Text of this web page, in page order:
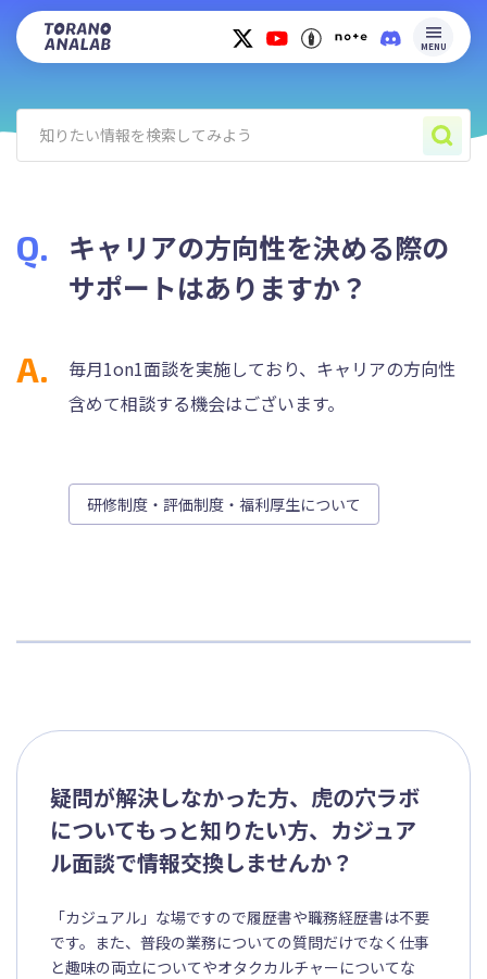
MENU
キャリアの方向性を決める際の
サポートはありますか？
毎月1on1面談を実施しており、キャリアの方向性
含めて相談する機会はございます。
研修制度・評価制度・福利厚生について
疑問が解決しなかった方、虎の穴ラボ
についてもっと知りたい方、カジュア
ル面談で情報交換しませんか？
「カジュアル」な場ですので履歴書や職務経歴書は不要
です。また、普段の業務についての質問だけでなく仕事
と趣味の両立についてやオタクカルチャーについてな